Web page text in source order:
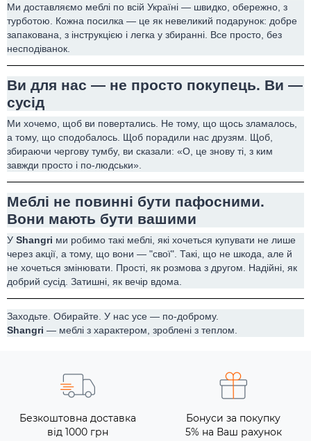
Ми доставляємо меблі по всій Україні — швидко, обережно, з
турботою. Кожна посилка — це як невеликий подарунок: добре
запакована, з інструкцією і легка у збиранні. Все просто, без
несподіванок.
Ви для нас — не просто покупець. Ви —
сусід
Ми хочемо, щоб ви повертались. Не тому, що щось зламалось,
а тому, що сподобалось. Щоб порадили нас друзям. Щоб,
збираючи чергову тумбу, ви сказали: «О, це знову ті, з ким
завжди просто і по-людськи».
Меблі не повинні бути пафосними.
Вони мають бути вашими
У Shangri ми робимо такі меблі, які хочеться купувати не лише
через акції, а тому, що вони — "свої". Такі, що не шкода, але й
не хочеться змінювати. Прості, як розмова з другом. Надійні, як
добрий сусід. Затишні, як вечір вдома.
Заходьте. Обирайте. У нас усе — по-доброму.
Shangri — меблі з характером, зроблені з теплом.
Безкоштовна доставка
від 1000 грн
Бонуси за покупку
5% на Ваш рахунок